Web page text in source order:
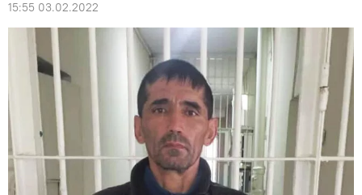
15:55 03.02.2022